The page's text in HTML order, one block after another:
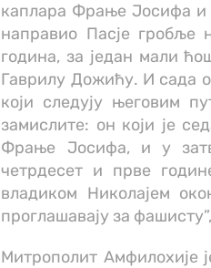
каплара Фрање Јосифа и
направио Пасје гробље
година, за један мали
Гаврилу Дожићу. И сада
који следују његовим
замислите: он који је
Фрање Јосифа, и у
четрдесет и прве
владиком Николајем
проглашавају за
Митрополит Амфилохије